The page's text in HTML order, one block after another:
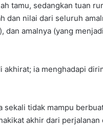
tamu, sedangkan tuan
dan nilai dari seluruh
amalnya (yang
ia menghadapi
sekali tidak mampu
akhir dari